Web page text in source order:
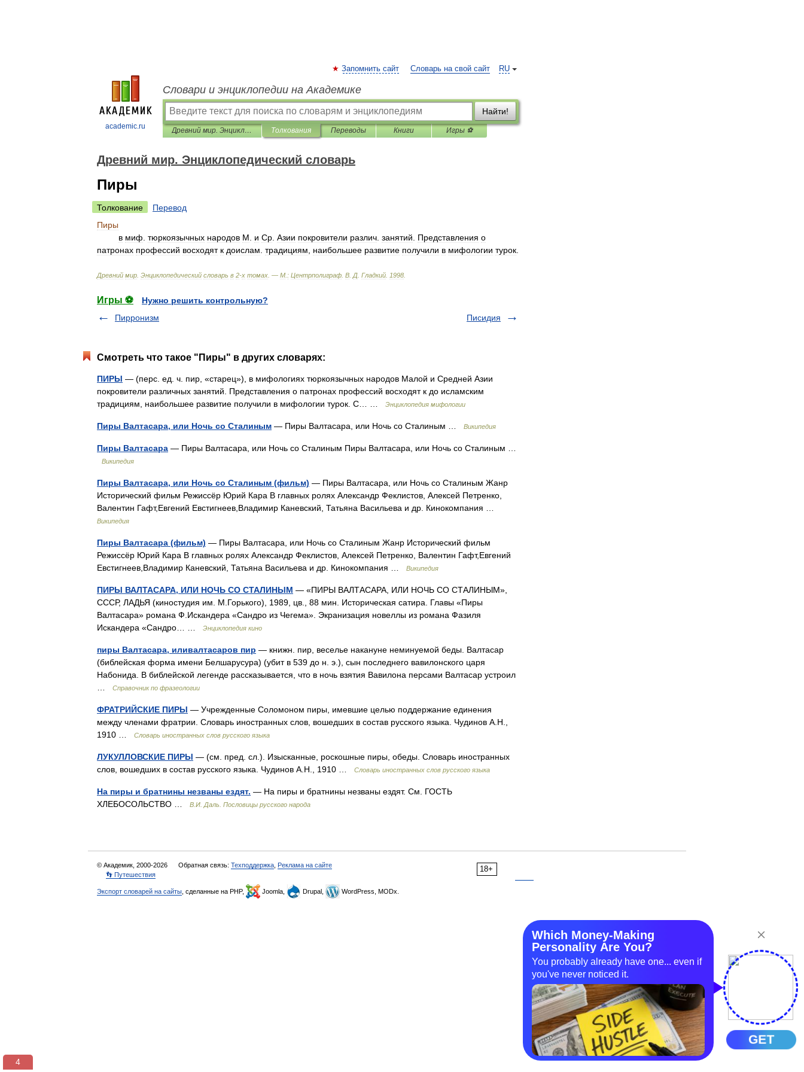
academic.ru
RU
Запомнить сайт Словарь на свой сайт
Словари и энциклопедии на Академике
Найти!
Древний мир. Энциклопедический словарь Толкования Переводы Книги Игры ⚽
Древний мир. Энциклопедический словарь
Пиры
Толкование
Перевод
Пиры
в миф тюркоязычных народов М и Ср Азии покровители различ занятий Представления о
патронах профессий восходят к доислам традициям наибольшее развитие получили в мифологии турок
Древний мир Энциклопедический словарь в 2-х томах . — М : Центрполиграф В Д Гладкий 1998
Игры ⚽
Нужно решить контрольную?
Пирронизм
Писидия
Смотреть что такое "Пиры" в других словарях:
ПИРЫ — (перс. ед. ч. пир, «старец»), в мифологиях тюркоязычных народов Малой и Средней Азии
покровители различных занятий. Представления о патронах профессий восходят к до исламским
традициям, наибольшее развитие получили в мифологии турок. С… …
Энциклопедия мифологии
Пиры Валтасара, или Ночь со Сталиным — Пиры Валтасара, или Ночь со Сталиным … Википедия
Пиры Валтасара — Пиры Валтасара, или Ночь со Сталиным Пиры Валтасара, или Ночь со Сталиным …
Википедия
Пиры Валтасара, или Ночь со Сталиным (фильм) — Пиры Валтасара, или Ночь со Сталиным Жанр
Исторический фильм Режиссёр Юрий Кара В главных ролях Александр Феклистов, Алексей Петренко,
Валентин Гафт,Евгений Евстигнеев,Владимир Каневский, Татьяна Васильева и др. Кинокомпания …
Википедия
Пиры Валтасара (фильм) — Пиры Валтасара, или Ночь со Сталиным Жанр Исторический фильм
Режиссёр Юрий Кара В главных ролях Александр Феклистов, Алексей Петренко, Валентин Гафт,Евгений
Евстигнеев,Владимир Каневский, Татьяна Васильева и др. Кинокомпания …
Википедия
ПИРЫ ВАЛТАСАРА, ИЛИ НОЧЬ СО СТАЛИНЫМ — «ПИРЫ ВАЛТАСАРА, ИЛИ НОЧЬ СО СТАЛИНЫМ»,
СССР, ЛАДЬЯ (киностудия им. М.Горького), 1989, цв., 88 мин. Историческая сатира. Главы «Пиры
Валтасара» романа Ф.Искандера «Сандро из Чегема». Экранизация новеллы из романа Фазиля
Искандера «Сандро… …
Энциклопедия кино
пиры Валтасара, иливалтасаров пир — книжн. пир, веселье накануне неминуемой беды. Валтасар
(библейская форма имени Белшарусура) (убит в 539 до н. э.), сын последнего вавилонского царя
Набонида. В библейской легенде рассказывается, что в ночь взятия Вавилона персами Валтасар устроил
Справочник по фразеологии
ФРАТРИЙСКИЕ ПИРЫ — Учрежденные Соломоном пиры, имевшие целью поддержание единения
между членами фратрии. Словарь иностранных слов, вошедших в состав русского языка. Чудинов А.Н.,
1910 …
Словарь иностранных слов русского языка
ЛУКУЛЛОВСКИЕ ПИРЫ — (см. пред. сл.). Изысканные, роскошные пиры, обеды. Словарь иностранных
слов, вошедших в состав русского языка. Чудинов А.Н., 1910 …
Словарь иностранных слов русского языка
На пиры и братнины незваны ездят. — На пиры и братнины незваны ездят. См. ГОСТЬ
ХЛЕБОСОЛЬСТВО …
В.И. Даль. Пословицы русского народа
18+
© Академик, 2000-2026 Обратная связь: Техподдержка Реклама на сайте
👣 Путешествия
Экспорт словарей на сайты , сделанные на PHP, Joomla, Drupal, WordPress, MODx.
3